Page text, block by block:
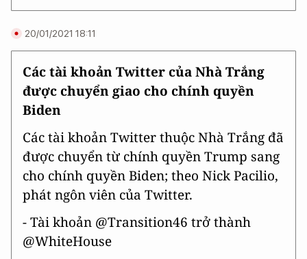
20/01/2021 18:11
Các tài khoản Twitter của Nhà Trắng
được chuyển giao cho chính quyền
Biden
Các tài khoản Twitter thuộc Nhà Trắng đã
được chuyển từ chính quyền Trump sang
cho chính quyền Biden; theo Nick Pacilio,
phát ngôn viên của Twitter.
- Tài khoản @Transition46 trở thành
@WhiteHouse